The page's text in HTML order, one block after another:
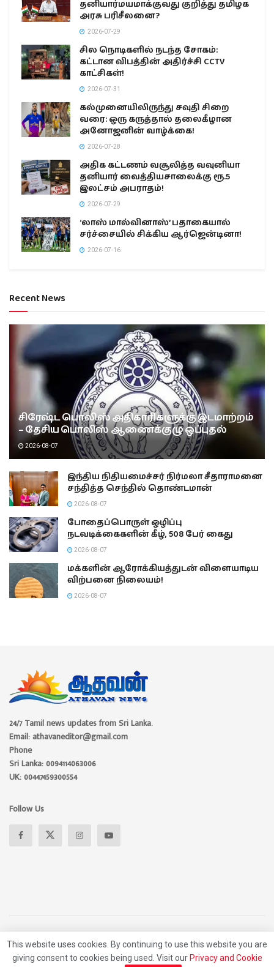
தனியார்மயமாக்குவது குறித்து தமிழக
அரசு பரிசீலனை?
2026-07-29
சில நொடிகளில் நடந்த சோகம்:
கட்டான விபத்தின் அதிர்ச்சி CCTV
காட்சிகள்!
2026-07-31
கல்முனையிலிருந்து சவுதி சிறை
வரை: ஒரு கருத்தால் தலைகீழான
அனோஜனின் வாழ்க்கை!
2026-07-28
அதிக கட்டணம் வசூலித்த வவுனியா
தனியார் வைத்தியசாலைக்கு ரூ.5
இலட்சம் அபராதம்!
2026-07-29
‘லாஸ் மால்வினாஸ்’ பதாகையால்
சர்ச்சையில் சிக்கிய ஆர்ஜென்டினா!
2026-07-16
Recent News
சிரேஷ்ட பொலிஸ் அதிகாரிகளுக்கு இடமாற்றம்
– தேசிய பொலிஸ் ஆணைக்குழு ஒப்புதல்
2026-08-07
இந்திய நிதியமைச்சர் நிர்மலா சீதாராமனை
சந்தித்த செந்தில் தொண்டமான்
2026-08-07
போதைப்பொருள் ஒழிப்பு
நடவடிக்கைகளின் கீழ், 508 பேர் கைது
2026-08-07
மக்களின் ஆரோக்கியத்துடன் விளையாடிய
விற்பனை நிலையம்!
2026-08-07
24/7 Tamil news updates from Sri Lanka.
Email: athavaneditor@gmail.com
Phone
Sri Lanka: 0094114063006
UK: 00447459300554
Follow Us
About Advertise Privacy Policy Contact Us
This website uses cookies. By continuing to use this website you are
giving consent to cookies being used. Visit our Privacy and Cookie